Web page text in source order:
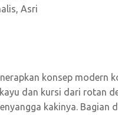
konsep modern
dan kursi dari rotan
kakinya. Bagian